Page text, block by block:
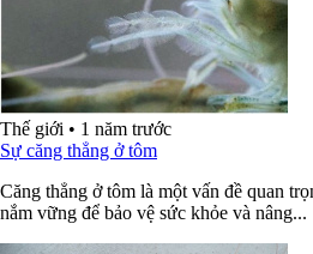
Thế giới • 1 năm trước
Sự căng thẳng ở tôm
Căng thẳng ở tôm là một vấn đề quan
nắm vững để bảo vệ sức khỏe và nâng...